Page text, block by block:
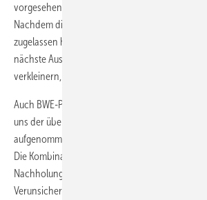
vorgesehenen Tender jeweils mit 1.500 MW
Nachdem die Behörden nun 1.160 MW neu für
zugelassen haben, könnte die zuständige
nächste Ausschreibungsrunde im Mai nun um
verkleinern, prognostiziert Quentin.
Auch BWE-Präsident Hermann Albers warnt:
uns der überhastet und ohne Diskussion in das
aufgenommene Kürzungsmechanismus für
Die Kombination von schnellen Kürzungen mit
Nachholungen nicht ausgeschriebener
Verunsicherung und kann nun auch real den